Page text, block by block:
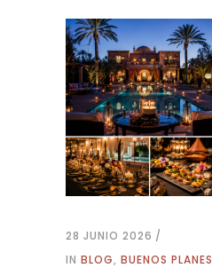
28 JUNIO 2026
IN BLOG, BUENOS PLANES